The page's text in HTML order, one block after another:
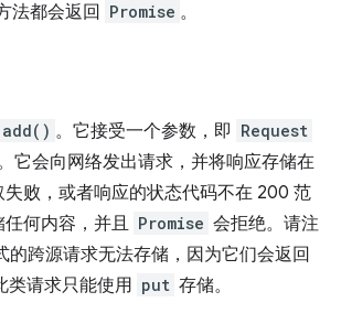
法都会返回 Promise 。
。它接受一个参数，即 Request
它会向网络发出请求，并将响应存储在
败，或者响应的状态代码不在 200 范
任何内容，并且 Promise 会拒绝。请注
的跨源请求无法存储，因为它们会返回
类请求只能使用 put 存储。